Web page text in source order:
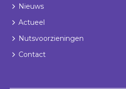
Nieuws
Actueel
Nutsvoorzieningen
Contact